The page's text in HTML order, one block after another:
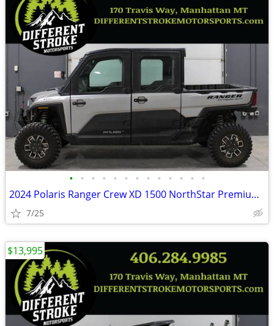
• • • • • • • • • • • • •
2024 Polaris Ranger Crew XD 1500 NorthStar Premium *$571/Month OAC*
7/25
$13,995